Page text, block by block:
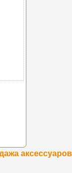
аксессуаров